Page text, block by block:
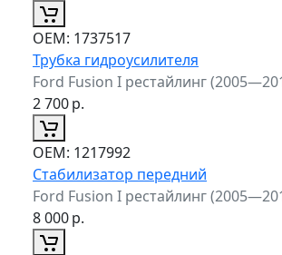
ОЕМ: 1737517
Трубка гидроусилителя
Ford Fusion I рестайлинг
2 700р.
ОЕМ: 1217992
Стабилизатор передний
Ford Fusion I рестайлинг
8 000р.